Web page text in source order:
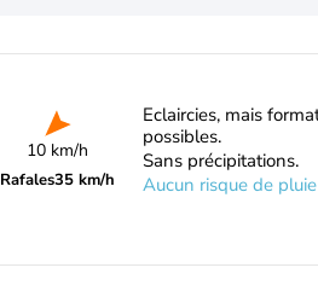
10 km/h
Rafales35 km/h
Eclaircies, mais
possibles.
Sans précipitations.
Aucun risque de pluie